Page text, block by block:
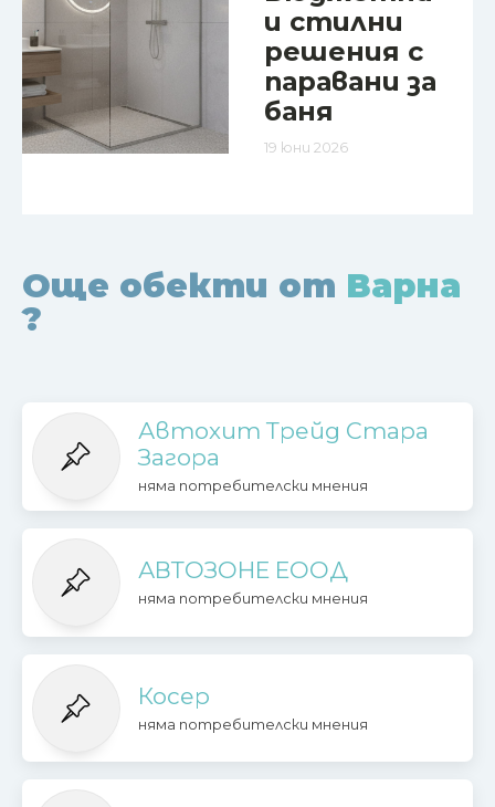
и стилни
решения с
паравани за
баня
19 юни 2026
Още обекти от Варна
?
Автохит Трейд Стара
Загора
няма потребителски мнения
АВТОЗОНЕ ЕООД
няма потребителски мнения
Косер
няма потребителски мнения